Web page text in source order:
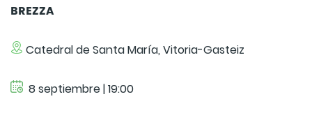
BREZZA
Catedral de Santa María, Vitoria-Gasteiz
8 septiembre | 19:00